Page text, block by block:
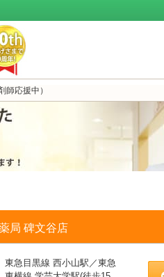
応援中）
局 碑文谷店
東急目黒線 西小山駅／東急